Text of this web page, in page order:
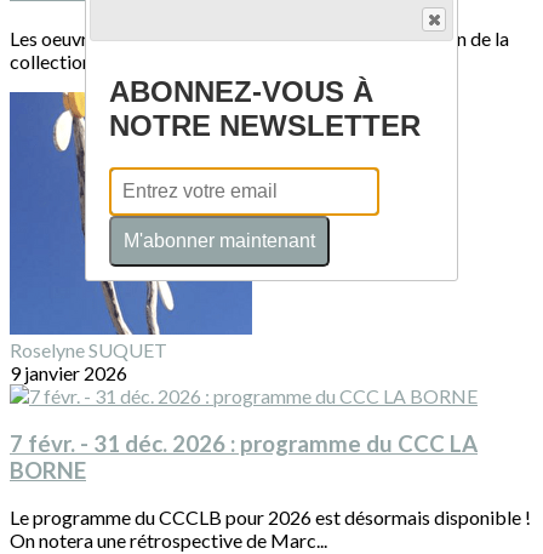
Les oeuvres de Bernard Dejonghe sont installées au sein de la
collection permanente du musée...
Roselyne SUQUET
9 janvier 2026
7 févr. - 31 déc. 2026 : programme du CCC LA
BORNE
Le programme du CCCLB pour 2026 est désormais disponible !
On notera une rétrospective de Marc...
ABONNEZ-VOUS À
NOTRE NEWSLETTER
M'abonner maintenant